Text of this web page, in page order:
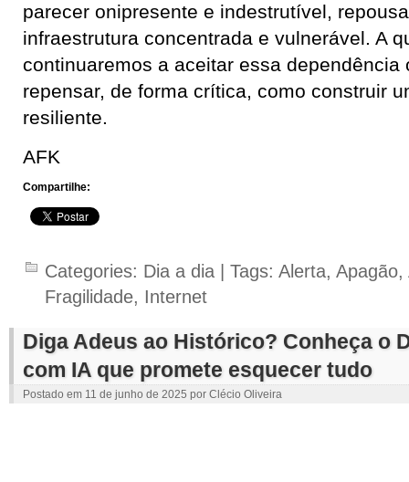
parecer onipresente e indestrutível,
infraestrutura concentrada e vulnerável. A
continuaremos a aceitar essa dependência
repensar, de forma crítica, como construir
resiliente.
AFK
Compartilhe:
Categories: Dia a dia | Tags: Alerta, Apagão,
Fragilidade, Internet
Diga Adeus ao Histórico? Conheça o
com IA que promete esquecer tudo
Postado em 11 de junho de 2025 por Clécio Oliveira